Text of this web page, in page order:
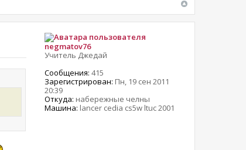
negmatov76
Учитель Джедай
Сообщения: 415
Зарегистрирован: Пн, 19 сен 2011
20:39
Откуда: набережные челны
Машина: lancer cedia cs5w ltuc 2001